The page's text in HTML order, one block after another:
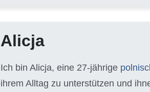
Alicja
Ich bin Alicja, eine 27-jährige
ihrem Alltag zu unterstützen und